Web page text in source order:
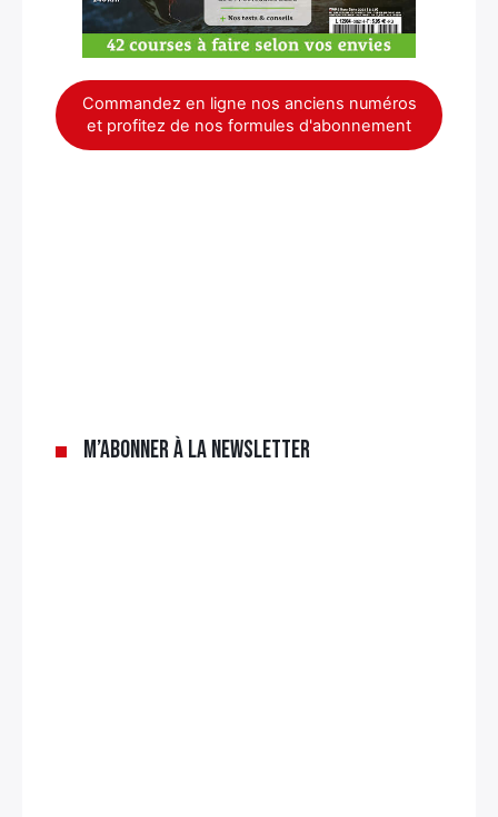
Commandez en ligne nos anciens numéros
et profitez de nos formules d'abonnement
M’abonner à la newsletter